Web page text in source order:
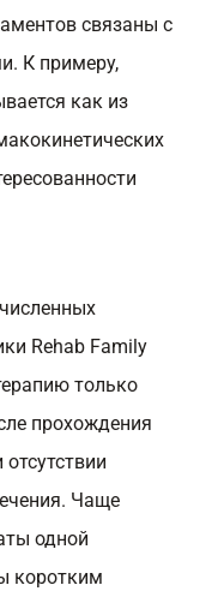
связаны с
К примеру,
как из
Rehab Family
только
прохождения
Чаще
одной
коротким